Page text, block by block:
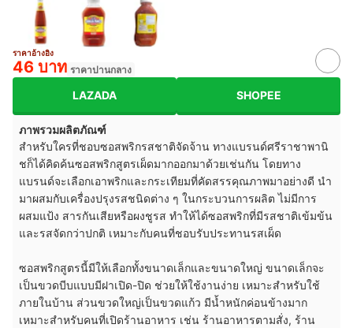
ราคาอ้างอิง
46 บาท ราคาปานกลาง
LAZADA SHOPEE
ภาพรวมผลิตภัณฑ์
สำหรับใครที่ชอบซอสพริกรสชาติจัดจ้าน ทางแบรนด์ศรีราชาพานิ
ชก็ได้คิดค้นซอสพริกสูตรเผ็ดมากออกมาด้วยเช่นกัน โดยทาง
แบรนด์จะเลือกเอาพริกและกระเทียมที่คัดสรรคุณภาพมาอย่างดี นำ
มาผสมกับเครื่องปรุงรสชนิดต่าง ๆ ในกระบวนการผลิต ไม่มีการ
ผสมแป้ง สารกันเสียหรือผงชูรส ทำให้ได้ซอสพริกที่มีรสชาติเข้มข้น
และรสจัดกว่าปกติ เหมาะกับคนที่ชอบรับประทานรสเผ็ด
ซอสพริกสูตรนี้มีให้เลือกทั้งขนาดเล็กและขนาดใหญ่ ขนาดเล็กจะ
เป็นขวดบีบแบบมีฝาเปิด-ปิด ช่วยให้ใช้งานง่าย เหมาะสำหรับใช้
ภายในบ้าน ส่วนขวดใหญ่เป็นขวดแก้ว มีน้ำหนักค่อนข้างมาก
เหมาะสำหรับคนที่เปิดร้านอาหาร เช่น ร้านอาหารตามสั่ง, ร้าน